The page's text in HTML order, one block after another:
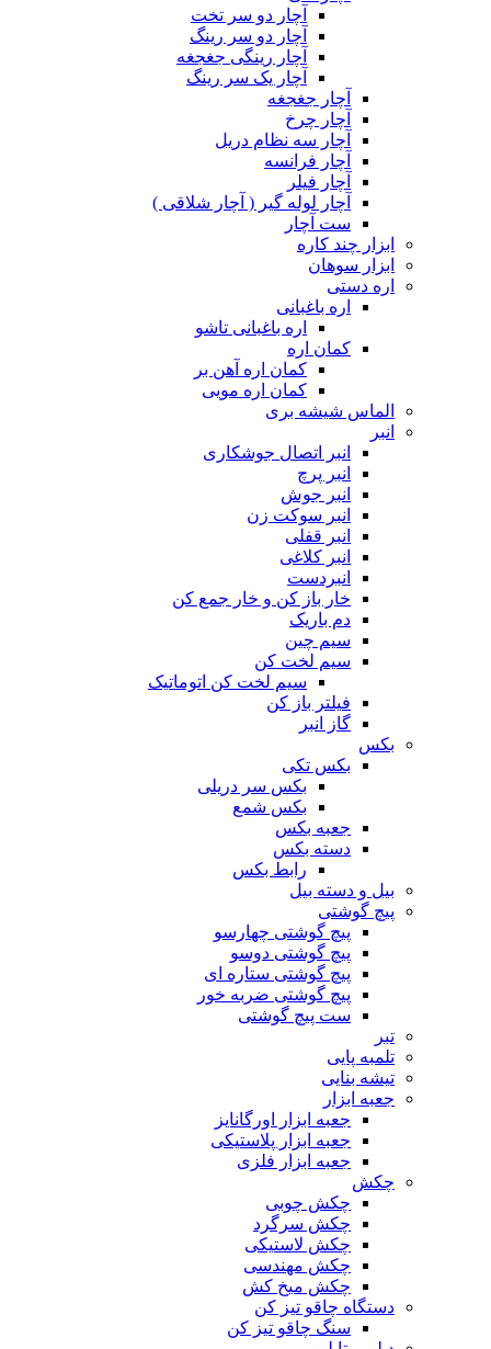
آچار دو سر تخت
آچار دو سر رینگ
آچار رینگی جغجغه
آچار یک سر رینگ
آچار جغجغه
آچار چرخ
آچار سه نظام دریل
آچار فرانسه
آچار فیلر
آچار لوله گیر ( آچار شلاقی )
ست آچار
ابزار چند کاره
ابزار سوهان
اره دستی
اره باغبانی
اره باغبانی تاشو
کمان اره
کمان اره آهن بر
کمان اره مویی
الماس شیشه بری
انبر
انبر اتصال جوشکاری
انبر پرچ
انبر جوش
انبر سوکت زن
انبر قفلی
انبر کلاغی
انبردست
خار باز کن و خار جمع کن
دم باریک
سیم چین
سیم لخت کن
سیم لخت کن اتوماتیک
فیلتر باز کن
گاز انبر
بکس
بکس تکی
بکس سر دریلی
بکس شمع
جعبه بکس
دسته بکس
رابط بکس
بیل و دسته بیل
پیچ گوشتی
پیچ گوشتی چهارسو
پیچ گوشتی دوسو
پیچ گوشتی ستاره‌ ای
پیچ گوشتی ضربه خور
ست پیچ گوشتی
تبر
تلمبه پایی
تیشه بنایی
جعبه ابزار
جعبه ابزار اورگانایز
جعبه ابزار پلاستیکی
جعبه ابزار فلزی
چکش
چکش چوبی
چکش سرگرد
چکش لاستیکی
چکش مهندسی
چکش میخ کش
دستگاه چاقو تیز کن
سنگ چاقو تیز کن